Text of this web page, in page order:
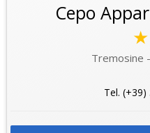
Cepo
Tremosine
Tel.